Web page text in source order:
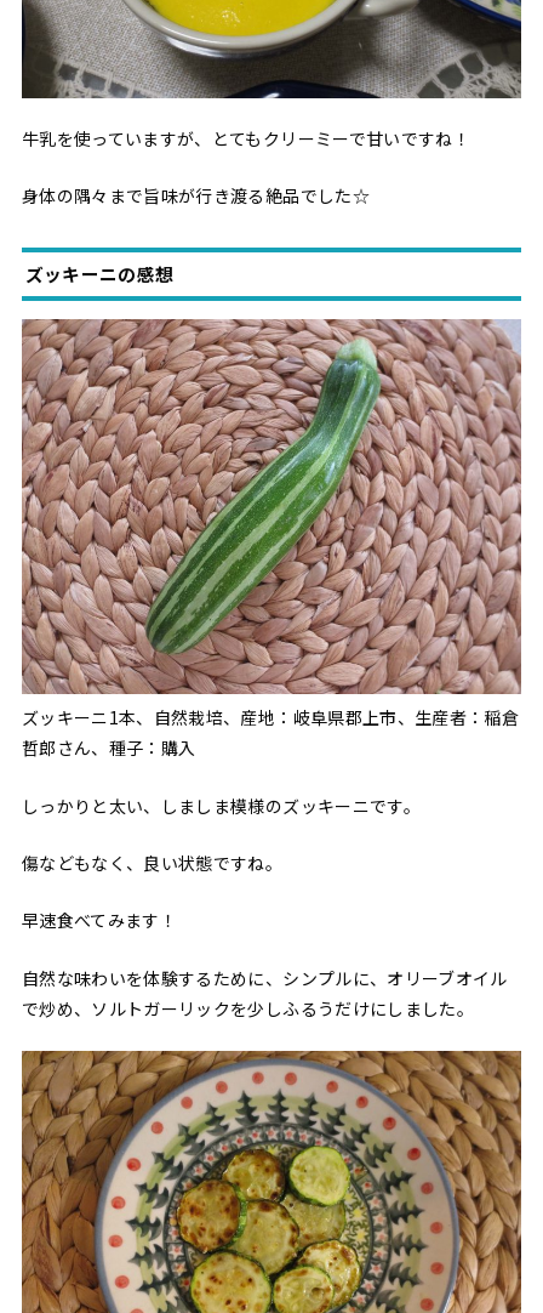
牛乳を使っていますが、とてもクリーミーで甘いですね！
身体の隅々まで旨味が行き渡る絶品でした☆
ズッキーニの感想
ズッキーニ1本、自然栽培、産地：岐阜県郡上市、生産者：稲倉
哲郎さん、種子：購入
しっかりと太い、しましま模様のズッキーニです。
傷などもなく、良い状態ですね。
早速食べてみます！
自然な味わいを体験するために、シンプルに、オリーブオイル
で炒め、ソルトガーリックを少しふるうだけにしました。